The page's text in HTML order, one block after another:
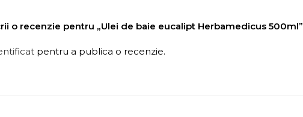
o recenzie pentru „Ulei de baie eucalipt Herbamedicus 500ml”
pentru a publica o recenzie.